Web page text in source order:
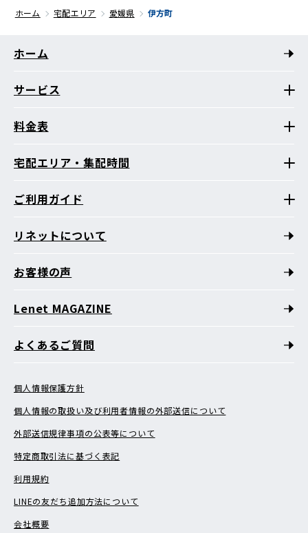
ホーム 宅配エリア 愛媛県 伊方町
ホーム
サービス
料金表
宅配エリア・集配時間
ご利用ガイド
リネットについて
お客様の声
Lenet MAGAZINE
よくあるご質問
個人情報保護方針
個人情報の取扱い及び利用者情報の外部送信について
外部送信規律事項の公表等について
特定商取引法に基づく表記
利用規約
LINEの友だち追加方法について
会社概要